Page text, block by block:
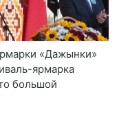
«Дажынки»
ярмарка
большой